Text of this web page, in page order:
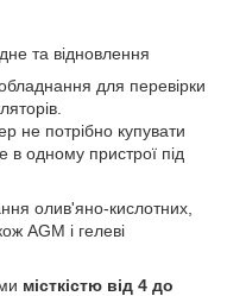
та відновлення
для перевірки
не потрібно купувати
в одному пристрої під
олив'яно-кислотних,
AGM і гелеві
місткістю від 4 до